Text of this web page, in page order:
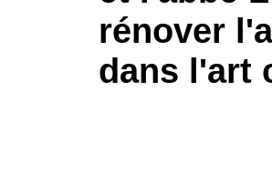
rénover
dans l'art